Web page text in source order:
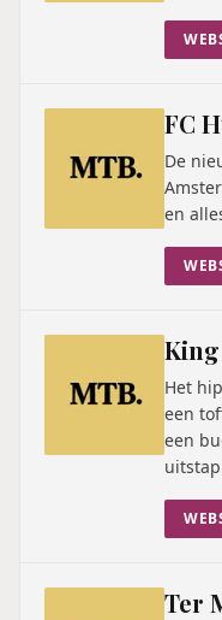
FC
De
en
Het
een
een
Ter